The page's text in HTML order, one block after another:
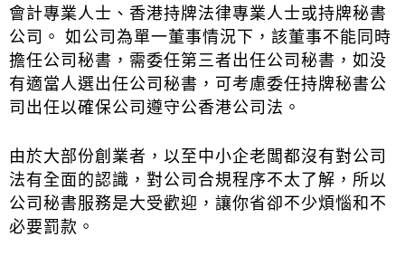
會計專業人士、香港持牌法律專業人士或持牌秘書
公司。 如公司為單一董事情況下，該董事不能同時
擔任公司秘書，需委任第三者出任公司秘書，如没
有適當人選出任公司秘書，可考慮委任持牌秘書公
司出任以確保公司遵守公香港公司法。
由於大部份創業者，以至中小企老闆都沒有對公司
法有全面的認識，對公司合規程序不太了解，所以
公司秘書服務是大受歡迎，讓你省卻不少煩惱和不
必要罰款。